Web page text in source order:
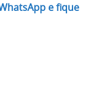
e fique